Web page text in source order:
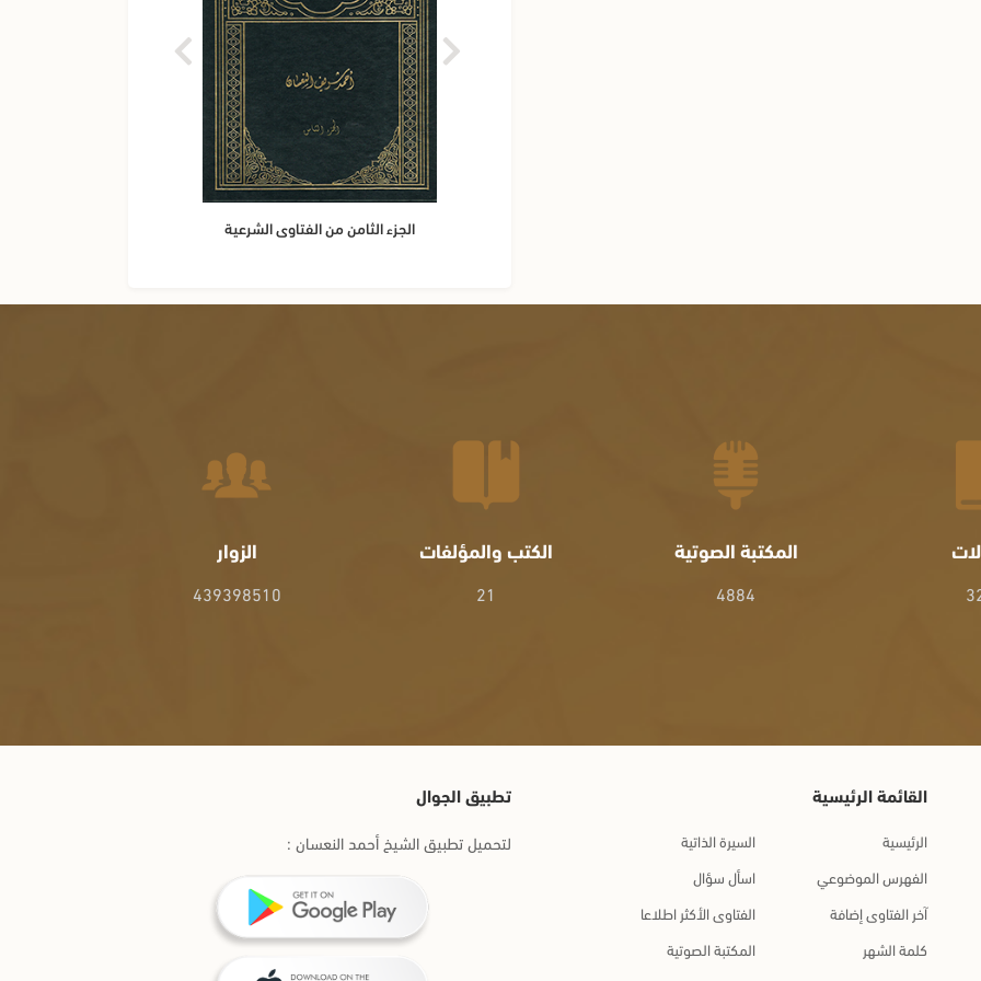
الجزء الثامن من الفتاوى الشرعية
المكتبة الصوتية
4884
الكتب والمؤلفات
21
الزوار
439398510
القائمة الرئيسية
الرئيسية
السيرة الذاتية
الفهرس الموضوعي
اسأل سؤال
آخر الفتاوى إضافة
الفتاوى الأكثر اطلاعا
كلمة الشهر
المكتبة الصوتية
تطبيق الجوال
لتحميل تطبيق الشيخ أحمد النعسان :